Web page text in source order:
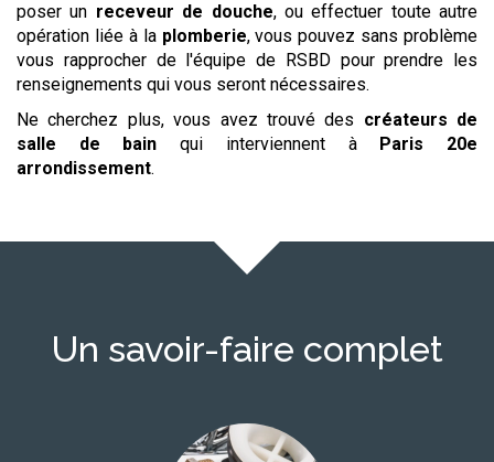
poser un receveur de douche, ou effectuer toute autre
opération liée à la plomberie, vous pouvez sans problème
vous rapprocher de l'équipe de RSBD pour prendre les
renseignements qui vous seront nécessaires.
Ne cherchez plus, vous avez trouvé des créateurs de
salle de bain qui interviennent à
Paris 20e
arrondissement.
Un savoir-faire complet